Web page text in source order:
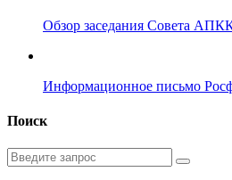
Обзор заседания Совета
Информационное письмо
Поиск
Введите
запрос